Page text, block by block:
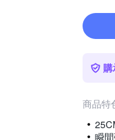
商品特
瞬